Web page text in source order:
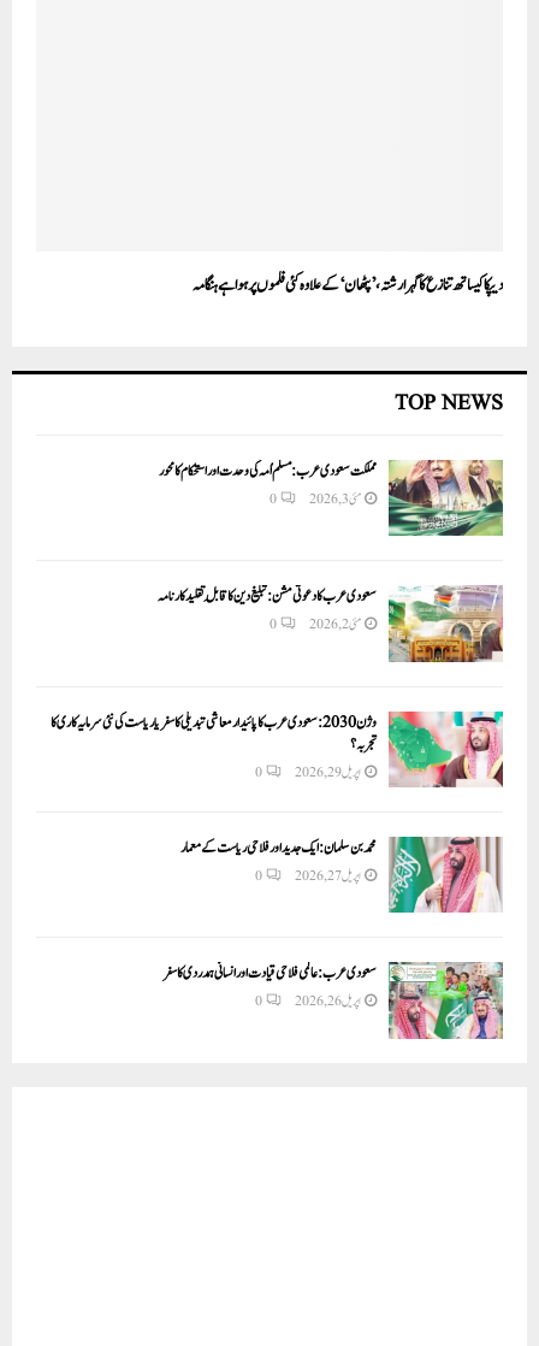
دیپکا کیساتھ تنازع کا گہرا رشتہ، ’پٹھان‘ کے علاوہ کئی فلموں پر ہوا ہے ہنگامہ
TOP NEWS
مملکت سعودی عرب: مسلم اُمہ کی وحدت اور استحکام کا محور
مئی 3, 2026 0
سعودی عرب کا دعوتی مشن: تبلیغ دین کا قابلِ تقلید کارنامہ
مئی 2, 2026 0
وژن 2030:سعودی عرب کا پائیدار معاشی تبدیلی کا سفر یا ریاست کی نئی سرمایہ کاری کا
تجربہ؟
اپریل 29, 2026 0
محمد بن سلمان: ایک جدید اور فلاحی ریاست کے معمار
اپریل 27, 2026 0
سعودی عرب: عالمی فلاحی قیادت اور انسانی ہمدردی کا سفر
اپریل 26, 2026 0